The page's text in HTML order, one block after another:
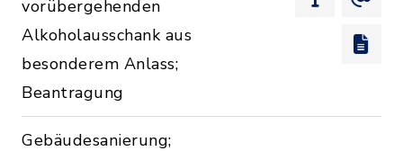
vorübergehenden
Alkoholausschank aus
besonderem Anlass;
Beantragung
Gebäudesanierung;